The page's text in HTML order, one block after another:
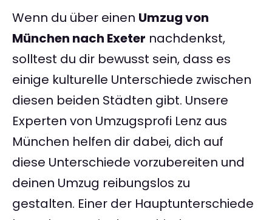
Wenn du über einen Umzug von
München nach Exeter nachdenkst,
solltest du dir bewusst sein, dass es
einige kulturelle Unterschiede zwischen
diesen beiden Städten gibt. Unsere
Experten von Umzugsprofi Lenz aus
München helfen dir dabei, dich auf
diese Unterschiede vorzubereiten und
deinen Umzug reibungslos zu
gestalten. Einer der Hauptunterschiede